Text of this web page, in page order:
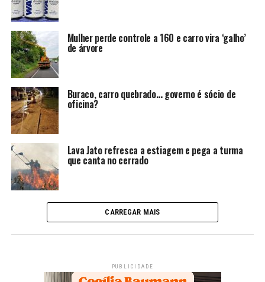
Mulher perde controle a 160 e carro vira ‘galho’
de árvore
Buraco, carro quebrado… governo é sócio de
oficina?
Lava Jato refresca a estiagem e pega a turma
que canta no cerrado
CARREGAR MAIS
PUBLICIDADE